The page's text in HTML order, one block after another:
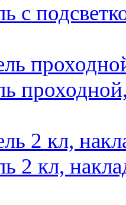
с
2 кл,